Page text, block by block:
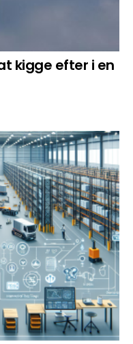
kigge efter i en